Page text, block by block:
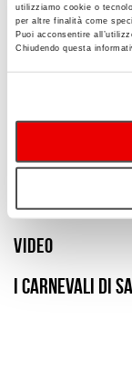
utilizziamo cookie o
per altre finalità come
Puoi acconsentire
Chiudendo questa
l’organizzazione
le attività collegate,
Le date e gli
Romagnaa
Video
I Carnevali di